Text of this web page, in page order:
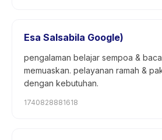
Esa Salsabila Google)
pengalaman belajar sempoa &
memuaskan. pelayanan ramah &
dengan kebutuhan.
1740828881618